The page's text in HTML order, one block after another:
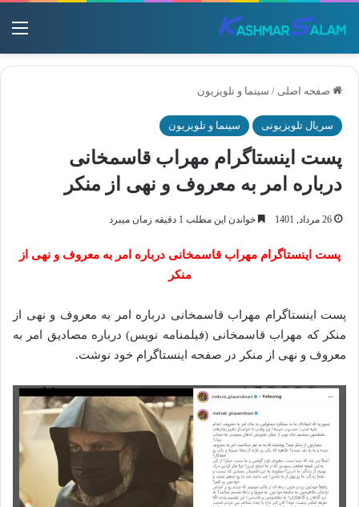
صفحه اصلی / سینما و تلویزیون
سریال تلویزیونی سینما و تلویزیون
پست اینستاگرام مهراب قاسمخانی
درباره امر به معروف و نهی از منکر
26 مرداد, 1401 خواندن این مطلب 1 دقیقه زمان میبرد
پست اینستاگرام مهراب قاسمخانی درباره امر به معروف و نهی از
منکر
پست اینستاگرام مهراب قاسمخانی درباره امر به معروف و نهی از
منکر که مهراب قاسمخانی (فیلمنامه نویس) درباره مصادیق امر به
معروف و نهی از منکر در صفحه اینستاگرام خود نوشت.